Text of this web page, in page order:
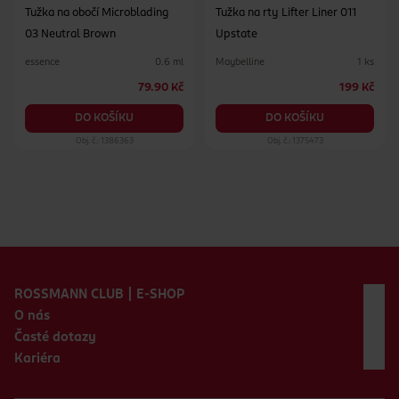
Tužka na obočí Microblading
03 Neutral Brown
essence 0.6 ml
79.90 Kč
DO KOŠÍKU
Obj. č.: 1386363
Tužka na rty Lifter Liner 011
Upstate
Maybelline 1 ks
199 Kč
DO KOŠÍKU
Obj. č.: 1375473
ROSSMANN CLUB | E-SHOP
O nás
Časté dotazy
Kariéra